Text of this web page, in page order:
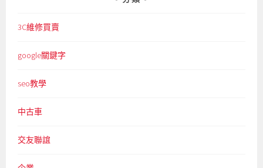
3C維修買賣
google關鍵字
seo教學
中古車
交友聯誼